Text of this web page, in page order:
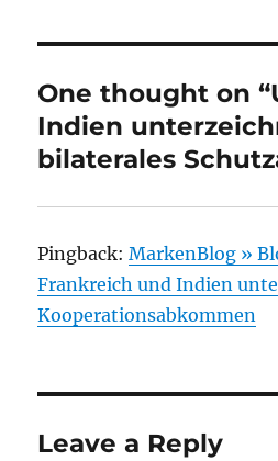
One thought on
Indien
bilaterales
Pingback:MarkenBlog »
Frankreich und Indien
Kooperationsabkommen
Leave a Reply